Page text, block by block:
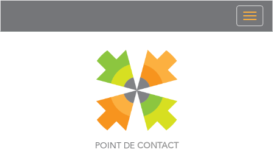
POINT DE CONTACT